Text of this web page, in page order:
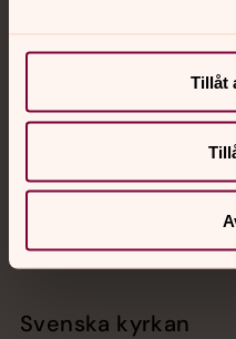
Tillåt
Akut samtals- och
med en präst på kvällar
Digitalt brev
Svenska kyrkan